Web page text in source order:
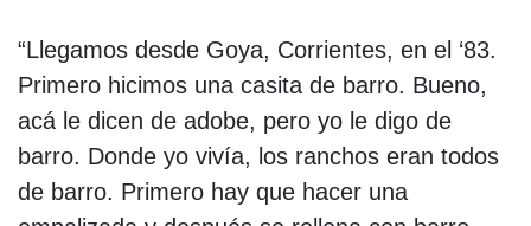
“Llegamos desde Goya, Corrientes, en el ‘83.
Primero hicimos una casita de barro. Bueno,
acá le dicen de adobe, pero yo le digo de
barro. Donde yo vivía, los ranchos eran todos
de barro. Primero hay que hacer una